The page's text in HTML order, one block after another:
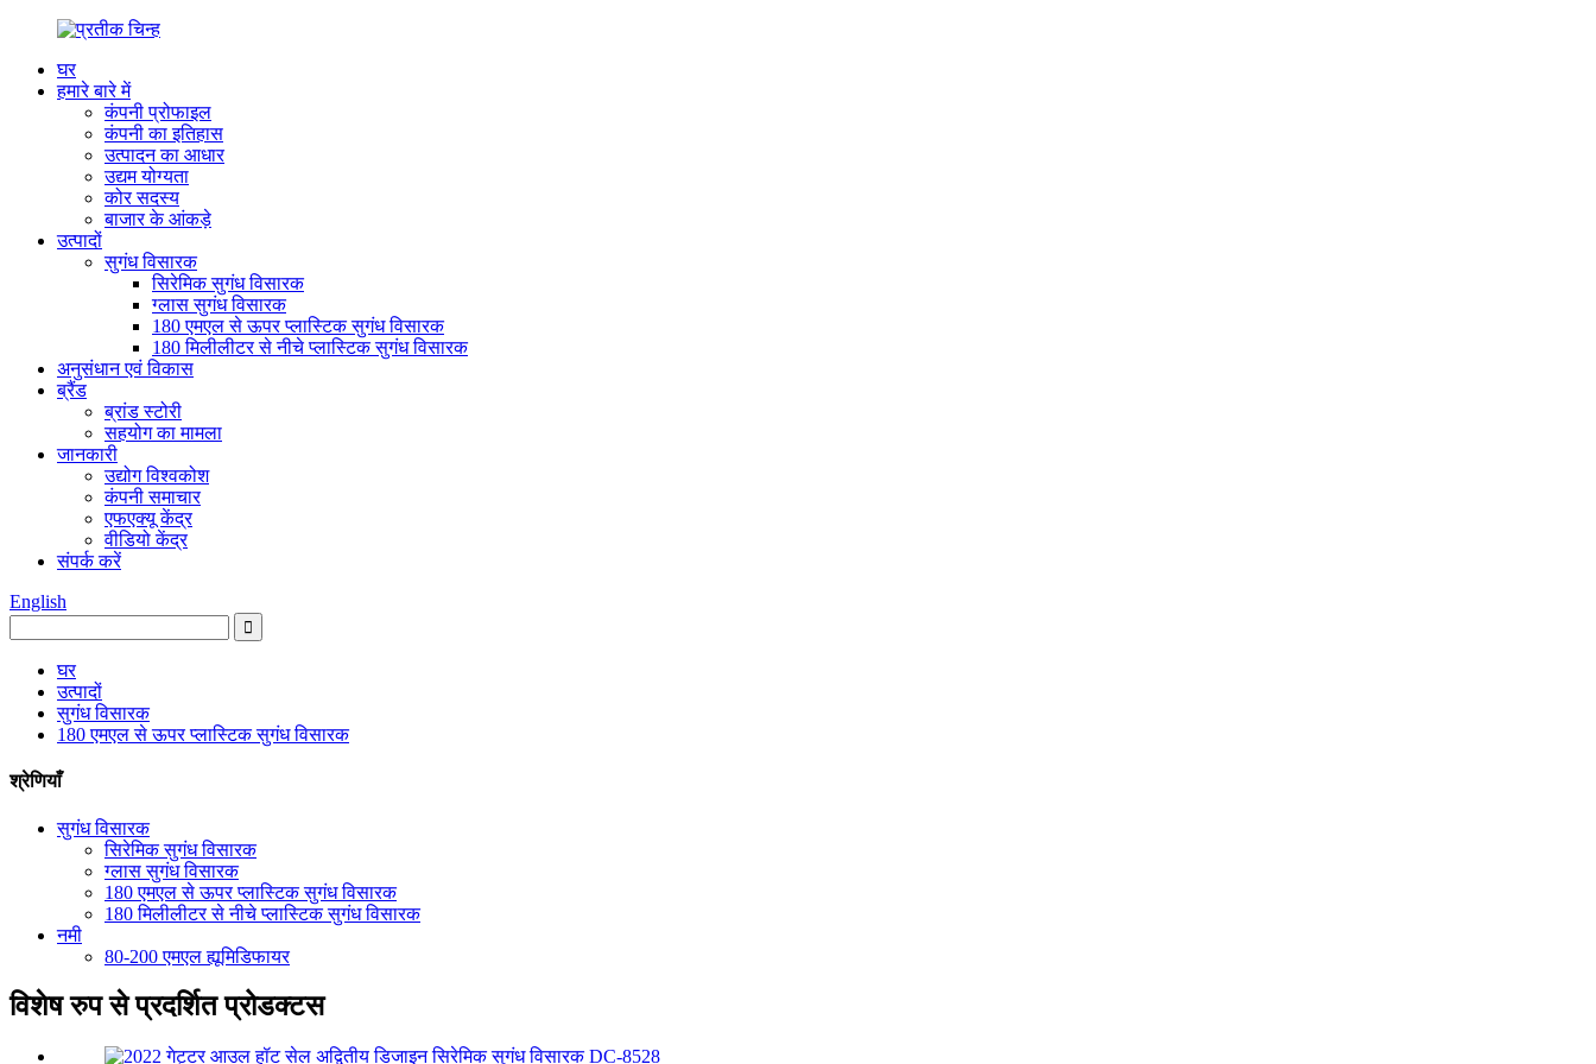
घर
हमारे बारे में
कंपनी प्रोफाइल
कंपनी का इतिहास
उत्पादन का आधार
उद्यम योग्यता
कोर सदस्य
बाजार के आंकड़े
उत्पादों
सुगंध विसारक
सिरेमिक सुगंध विसारक
ग्लास सुगंध विसारक
180 एमएल से ऊपर प्लास्टिक सुगंध विसारक
180 मिलीलीटर से नीचे प्लास्टिक सुगंध विसारक
अनुसंधान एवं विकास
ब्रैंड
ब्रांड स्टोरी
सहयोग का मामला
जानकारी
उद्योग विश्वकोश
कंपनी समाचार
एफएक्यू केंद्र
वीडियो केंद्र
संपर्क करें
English
घर
उत्पादों
सुगंध विसारक
180 एमएल से ऊपर प्लास्टिक सुगंध विसारक
श्रेणियाँ
सुगंध विसारक
सिरेमिक सुगंध विसारक
ग्लास सुगंध विसारक
180 एमएल से ऊपर प्लास्टिक सुगंध विसारक
180 मिलीलीटर से नीचे प्लास्टिक सुगंध विसारक
नमी
80-200 एमएल ह्यूमिडिफायर
विशेष रुप से प्रदर्शित प्रोडक्टस